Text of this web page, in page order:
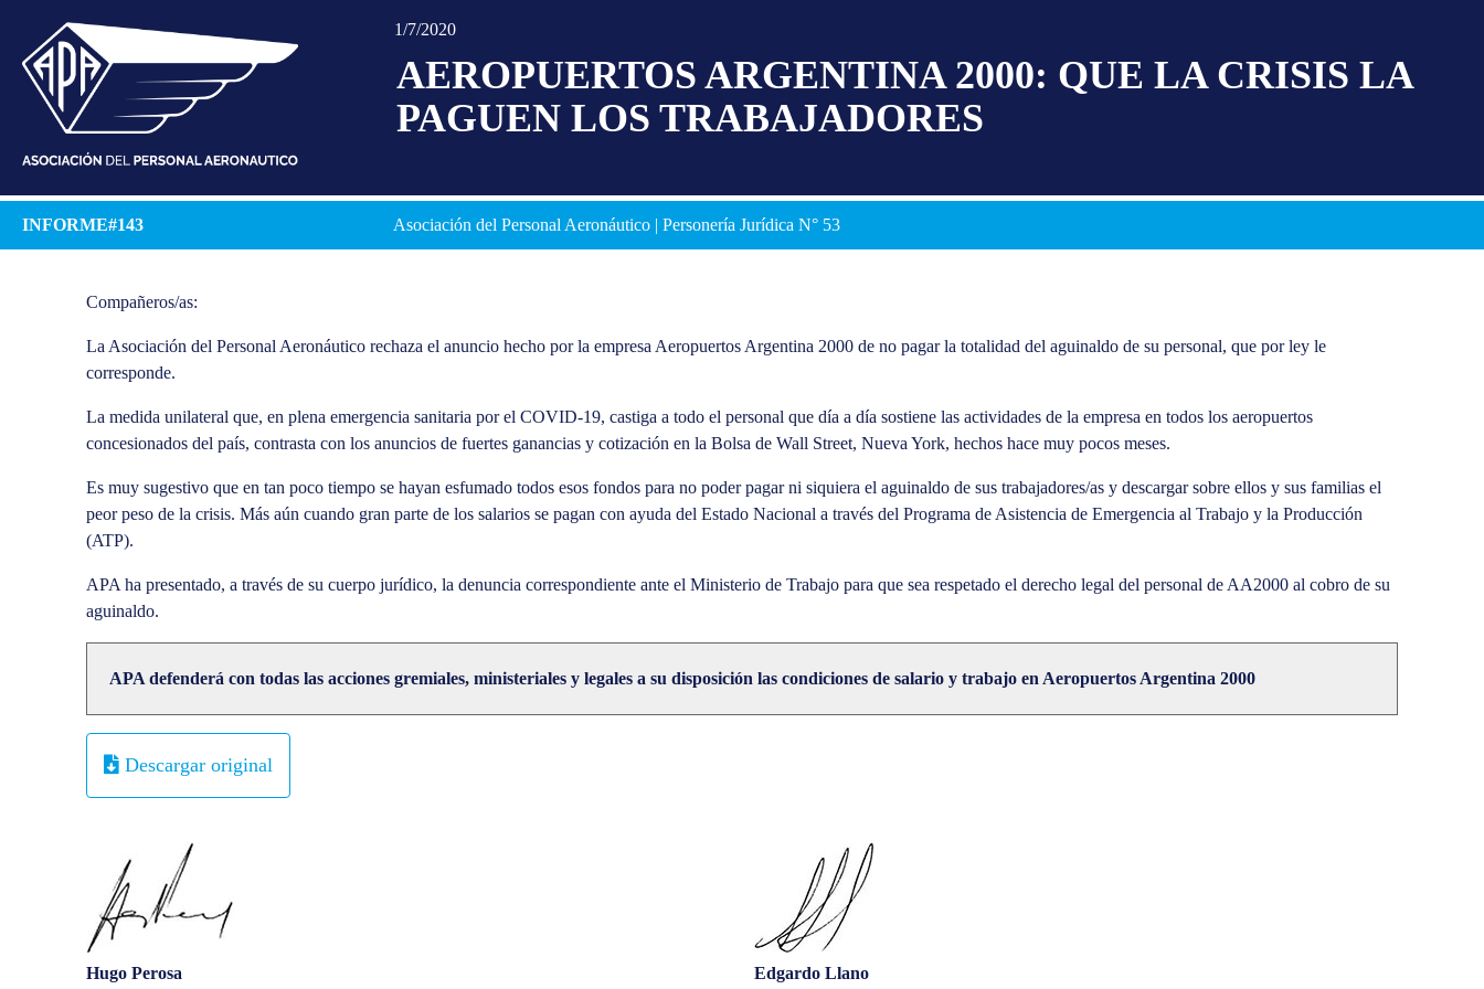
1/7/2020
AEROPUERTOS ARGENTINA 2000: QUE LA CRISIS LA
PAGUEN LOS TRABAJADORES
INFORME#143 Asociación del Personal Aeronáutico | Personería Jurídica N° 53
Compañeros/as:
La Asociación del Personal Aeronáutico rechaza el anuncio hecho por la empresa Aeropuertos Argentina 2000 de no pagar la totalidad del aguinaldo de su personal, que por ley le
corresponde.
La medida unilateral que, en plena emergencia sanitaria por el COVID-19, castiga a todo el personal que día a día sostiene las actividades de la empresa en todos los aeropuertos
concesionados del país, contrasta con los anuncios de fuertes ganancias y cotización en la Bolsa de Wall Street, Nueva York, hechos hace muy pocos meses.
Es muy sugestivo que en tan poco tiempo se hayan esfumado todos esos fondos para no poder pagar ni siquiera el aguinaldo de sus trabajadores/as y descargar sobre ellos y sus familias el
peor peso de la crisis. Más aún cuando gran parte de los salarios se pagan con ayuda del Estado Nacional a través del Programa de Asistencia de Emergencia al Trabajo y la Producción
(ATP).
APA ha presentado, a través de su cuerpo jurídico, la denuncia correspondiente ante el Ministerio de Trabajo para que sea respetado el derecho legal del personal de AA2000 al cobro de su
aguinaldo.
APA defenderá con todas las acciones gremiales, ministeriales y legales a su disposición las condiciones de salario y trabajo en Aeropuertos Argentina 2000
Descargar original
Hugo Perosa Edgardo Llano